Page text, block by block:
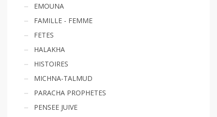
EMOUNA
FAMILLE - FEMME
FETES
HALAKHA
HISTOIRES
MICHNA-TALMUD
PARACHA PROPHETES
PENSEE JUIVE